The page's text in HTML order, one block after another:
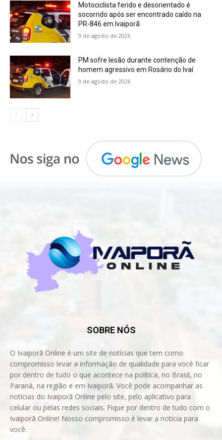
Motociclista ferido e desorientado é
socorrido após ser encontrado caído na
PR-846 em Ivaiporã
9 de agosto de 2026
PM sofre lesão durante contenção de
homem agressivo em Rosário do Ivaí
9 de agosto de 2026
SOBRE NÓS
O Ivaiporã Online é um site de notícias que tem como
compromisso levar a informação de qualidade para você ficar
por dentro de tudo o que acontece na política, no Brasil, no
Paraná, na região e em Ivaiporã. Você pode acompanhar as
notícias do Ivaiporã Online pelo site, pelo aplicativo para
celular ou pelas redes sociais. Fique por dentro de tudo com o
Ivaiporã Online! Nosso compromisso é levar a notícia para
você.